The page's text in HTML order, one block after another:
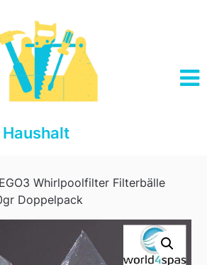
Whirlpoolfilter Filterbälle
Doppelpack